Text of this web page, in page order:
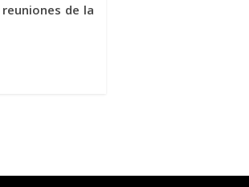
de la